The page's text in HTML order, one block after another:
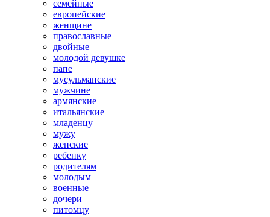
семейные
европейские
женщине
православные
двойные
молодой девушке
папе
мусульманские
мужчине
армянские
итальянские
младенцу
мужу
женские
ребенку
родителям
молодым
военные
дочери
питомцу